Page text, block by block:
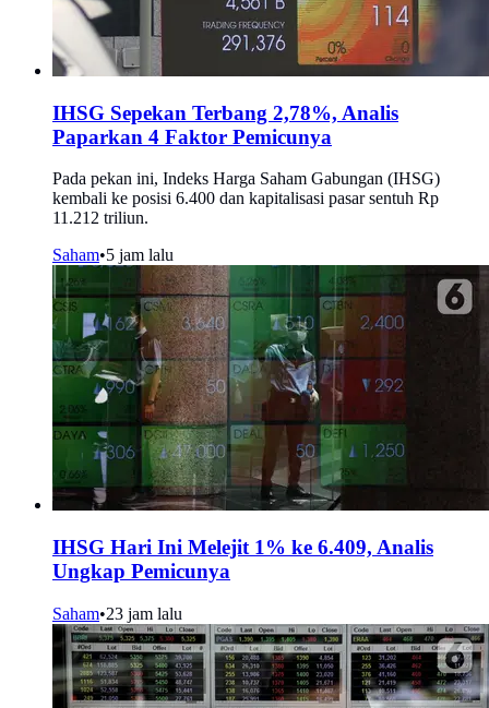
IHSG Sepekan Terbang 2,78%, Analis
Paparkan 4 Faktor Pemicunya
Pada pekan ini, Indeks Harga Saham Gabungan (IHSG)
kembali ke posisi 6.400 dan kapitalisasi pasar sentuh Rp
11.212 triliun.
Saham•5 jam lalu
IHSG Hari Ini Melejit 1% ke 6.409, Analis
Ungkap Pemicunya
Saham•23 jam lalu